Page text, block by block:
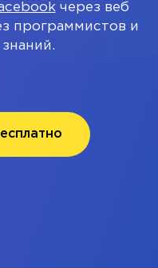
через веб
программистов и